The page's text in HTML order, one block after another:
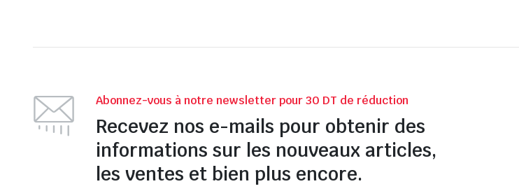
Abonnez-vous à notre newsletter pour 30 DT de réduction
Recevez nos e-mails pour obtenir des
informations sur les nouveaux articles,
les ventes et bien plus encore.